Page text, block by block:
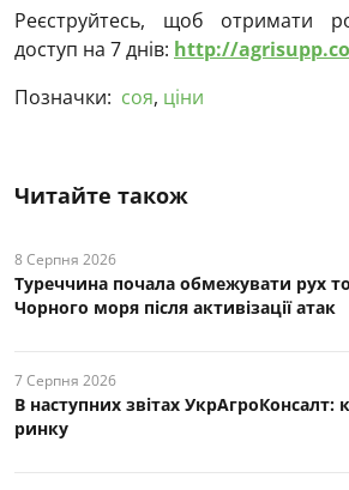
Реєструйтесь, щоб отримати
доступ на 7 днів: http://
Позначки: соя, ціни
Читайте також
8 Серпня 2026
Туреччина почала обмежувати рух
Чорного моря після активізації атак
7 Серпня 2026
В наступних звітах УкрАгроКонсалт:
ринку